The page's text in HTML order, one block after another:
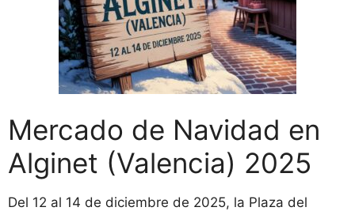
Mercado de Navidad en
Alginet (Valencia) 2025
Del 12 al 14 de diciembre de 2025, la Plaza del